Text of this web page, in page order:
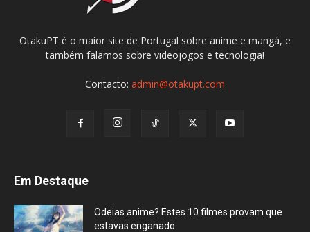
OtakuPT é o maior site de Portugal sobre anime e mangá, e
também falamos sobre videojogos e tecnologia!
Contacto: admin@otakupt.com
Em Destaque
Odeias anime? Estes 10 filmes provam que
estavas enganado